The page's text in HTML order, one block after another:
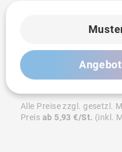
Alle Preise zzgl. gesetzl.
Preis ab 5,93 €/St. (inkl.